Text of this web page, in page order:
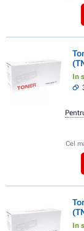
In
Cel
In